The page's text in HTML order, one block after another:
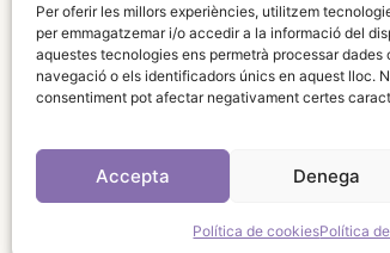
Per oferir les millors experiències, utilitzem
per emmagatzemar i/o accedir a la informació del
aquestes tecnologies ens permetrà processar dades
navegació o els identificadors únics en aquest lloc.
consentiment pot afectar negativament certes
Accepta Denega
Política de cookiesPolítica